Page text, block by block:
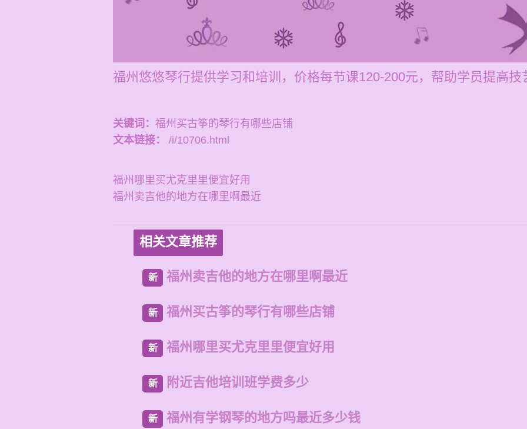
福州悠悠琴行提供学习和培训，价格每节课120-200元，帮助学员提高技
关键词： 福州买古筝的琴行有哪些店铺
文本链接：
/i/10706.html
福州哪里买尤克里里便宜好用
福州卖吉他的地方在哪里啊最近
相关文章推荐
新 福州卖吉他的地方在哪里啊最近
新 福州买古筝的琴行有哪些店铺
新 福州哪里买尤克里里便宜好用
新 附近吉他培训班学费多少
新 福州有学钢琴的地方吗最近多少钱